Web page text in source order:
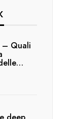
– Quali